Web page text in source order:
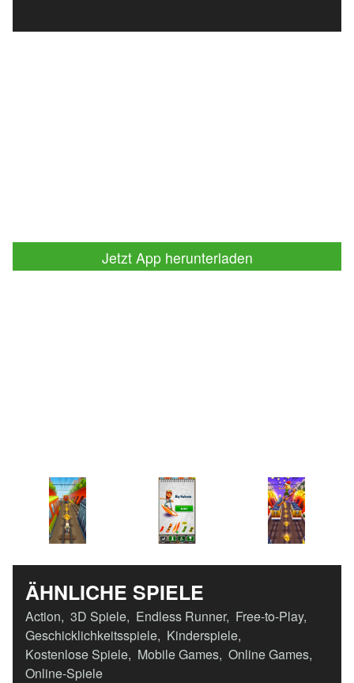
Jetzt App herunterladen
ÄHNLICHE SPIELE
Action, 3D Spiele, Endless Runner, Free-to-Play,
Geschicklichkeitsspiele, Kinderspiele,
Kostenlose Spiele, Mobile Games, Online Games,
Online-Spiele